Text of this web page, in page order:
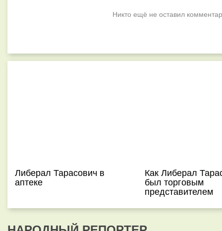
Никто ещё не оставил
Либерал Тарасович в
аптеке
Как Либерал
был торговым
представителем